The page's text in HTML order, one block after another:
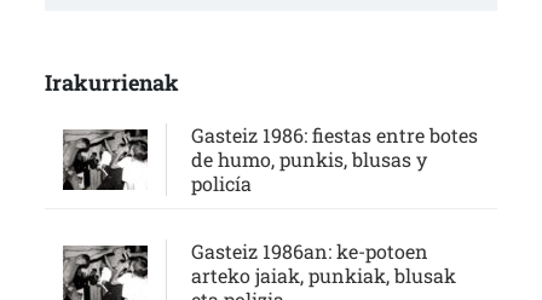
Irakurrienak
Gasteiz 1986: fiestas entre botes
de humo, punkis, blusas y
policía
Gasteiz 1986an: ke-potoen
arteko jaiak, punkiak, blusak